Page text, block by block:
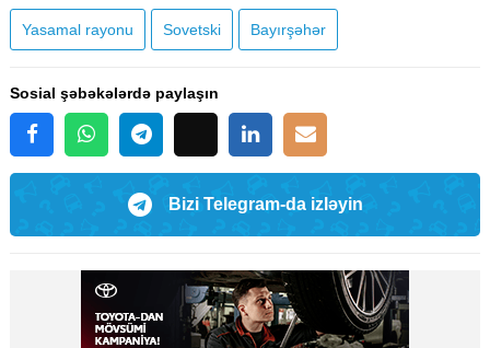
Yasamal rayonu Sovetski Bayırşəhər
Sosial şəbəkələrdə paylaşın
Bizi Telegram-da izləyin